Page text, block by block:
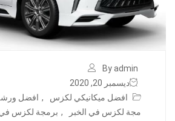
By admin
ديسمبر 20, 2020
افضل ميكانيكي لكزس
, افضل
مجة لكزس في الخبر
, برمجة لكزس في